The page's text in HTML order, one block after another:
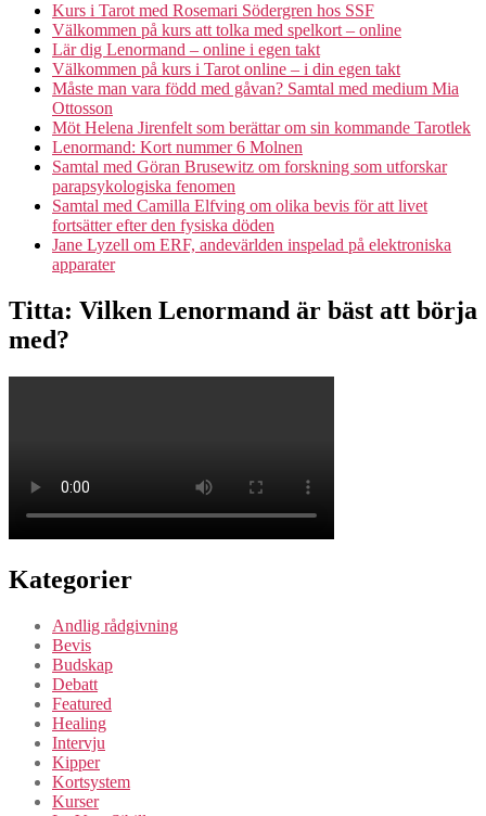
Kurs i Tarot med Rosemari Södergren hos SSF
Välkommen på kurs att tolka med spelkort – online
Lär dig Lenormand – online i egen takt
Välkommen på kurs i Tarot online – i din egen takt
Måste man vara född med gåvan? Samtal med medium Mia
Ottosson
Möt Helena Jirenfelt som berättar om sin kommande Tarotlek
Lenormand: Kort nummer 6 Molnen
Samtal med Göran Brusewitz om forskning som utforskar
parapsykologiska fenomen
Samtal med Camilla Elfving om olika bevis för att livet
fortsätter efter den fysiska döden
Jane Lyzell om ERF, andevärlden inspelad på elektroniska
apparater
Titta: Vilken Lenormand är bäst att börja
med?
Kategorier
Andlig rådgivning
Bevis
Budskap
Debatt
Featured
Healing
Intervju
Kipper
Kortsystem
Kurser